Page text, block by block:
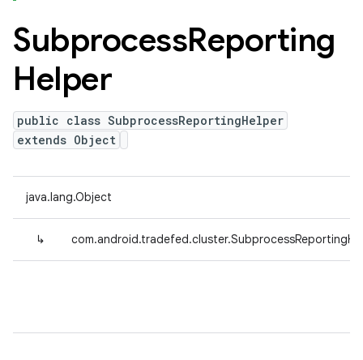
SubprocessReporting
Helper
public class SubprocessReportingHelper
extends Object
java.lang.Object
↳